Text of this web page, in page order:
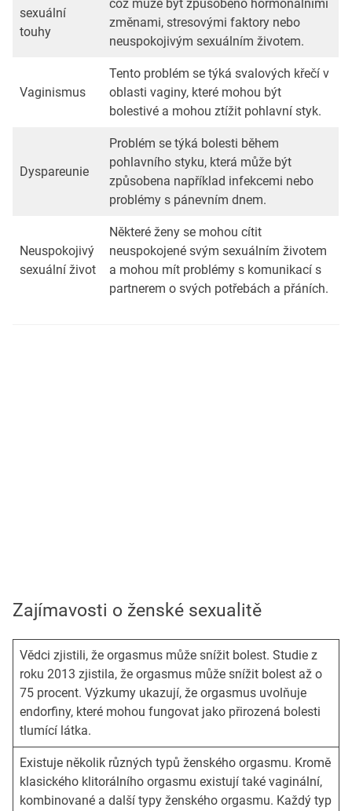
sexuální
touhy
což může být způsobeno hormonálními
změnami, stresovými faktory nebo
neuspokojivým sexuálním životem.
Vaginismus
Tento problém se týká svalových křečí v
oblasti vaginy, které mohou být
bolestivé a mohou ztížit pohlavní styk.
Dyspareunie
Problém se týká bolesti během
pohlavního styku, která může být
způsobena například infekcemi nebo
problémy s pánevním dnem.
Neuspokojivý
sexuální život
Některé ženy se mohou cítit
neuspokojené svým sexuálním životem
a mohou mít problémy s komunikací s
partnerem o svých potřebách a přáních.
Zajímavosti o ženské sexualitě
Vědci zjistili, že orgasmus může snížit bolest. Studie z
roku 2013 zjistila, že orgasmus může snížit bolest až o
75 procent. Výzkumy ukazují, že orgasmus uvolňuje
endorfiny, které mohou fungovat jako přirozená bolesti
tlumící látka.
Existuje několik různých typů ženského orgasmu. Kromě
klasického klitorálního orgasmu existují také vaginální,
kombinované a další typy ženského orgasmu. Každý typ